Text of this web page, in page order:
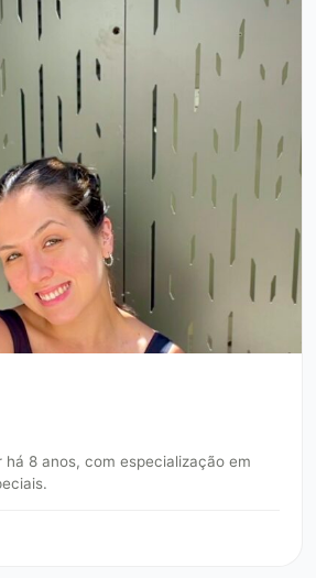
há 8 anos, com especialização em